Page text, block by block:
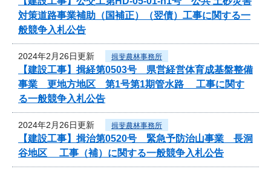
対策道路事業補助（国補正）（翌債）工事に関する一
般競争入札公告
2024年2月26日更新 揖斐農林事務所
【建設工事】揖経第0503号 県営経営体育成基盤整備
事業 更地方地区 第1号第1期管水路 工事に関す
る一般競争入札公告
2024年2月26日更新 揖斐農林事務所
【建設工事】揖治第0520号 緊急予防治山事業 長洞
谷地区 工事（補）に関する一般競争入札公告